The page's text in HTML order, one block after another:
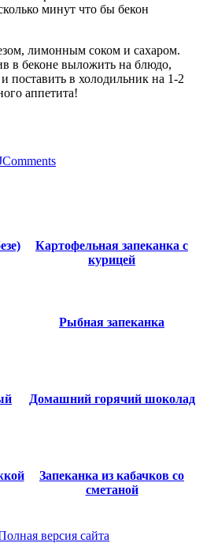
минут что бы бекон
лимонным соком и сахаром.
в беконе выложить на блюдо,
поставить в холодильник на 1-2
аппетита!
Картофельная запеканка с
курицей
Рыбная запеканка
Домашний горячий шоколад
Запеканка из кабачков со
сметаной
версия сайта